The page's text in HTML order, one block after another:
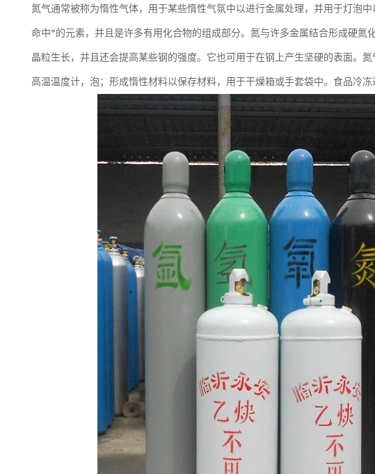
氮气通常被称为惰性气体，用于某些惰性气氛中以进行金属处理，并用于灯泡
命中*的元素，并且是许多有用化合物的组成部分。氮与许多金属结合形成硬氮
晶粒生长，并且还会提高某些钢的强度。它也可用于在钢上产生坚硬的表面。
高温温度计，泡；形成惰性材料以保存材料，用于干燥箱或手套袋中。食品冷冻